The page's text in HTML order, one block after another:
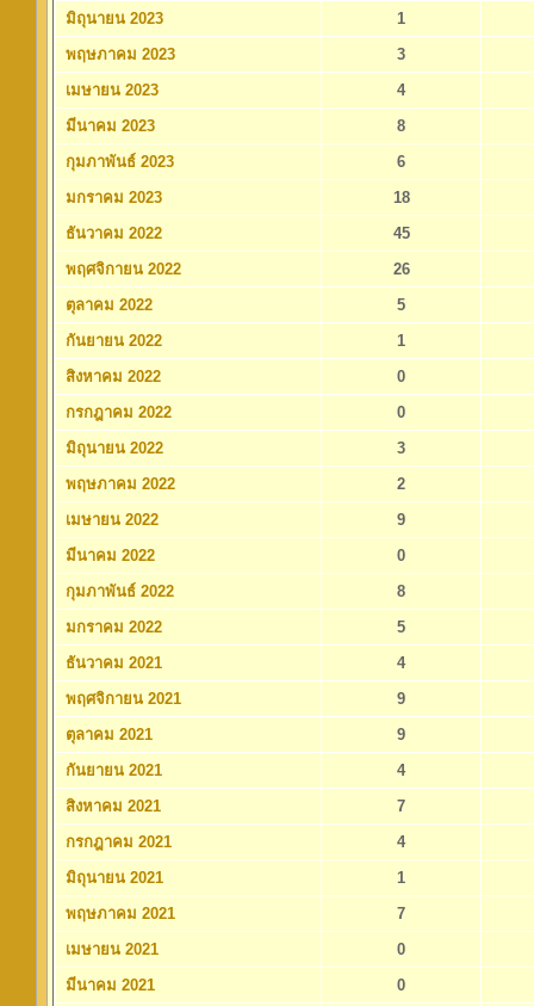
มิถุนายน 2023
1
พฤษภาคม 2023
3
เมษายน 2023
4
มีนาคม 2023
8
กุมภาพันธ์ 2023
6
มกราคม 2023
18
ธันวาคม 2022
45
พฤศจิกายน 2022
26
ตุลาคม 2022
5
กันยายน 2022
1
สิงหาคม 2022
0
กรกฎาคม 2022
0
มิถุนายน 2022
3
พฤษภาคม 2022
2
เมษายน 2022
9
มีนาคม 2022
0
กุมภาพันธ์ 2022
8
มกราคม 2022
5
ธันวาคม 2021
4
พฤศจิกายน 2021
9
ตุลาคม 2021
9
กันยายน 2021
4
สิงหาคม 2021
7
กรกฎาคม 2021
4
มิถุนายน 2021
1
พฤษภาคม 2021
7
เมษายน 2021
0
มีนาคม 2021
0